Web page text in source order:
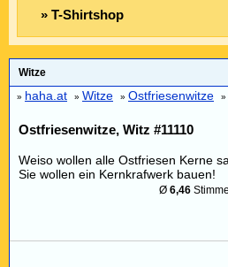
» T-Shirtshop
Witze
» haha.at » Witze » Ostfriesenwitze »
Ostfriesenwitze, Witz #11110
Weiso wollen alle Ostfriesen Kerne
Sie wollen ein Kernkrafwerk bauen!
Ø 6,46